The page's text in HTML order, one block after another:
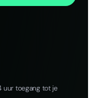
uur toegang tot je